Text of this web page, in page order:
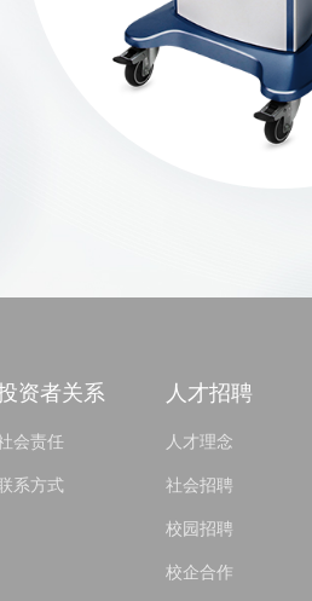
资者关系
会责任
系方式
人才招聘
人才理念
社会招聘
校园招聘
校企合作